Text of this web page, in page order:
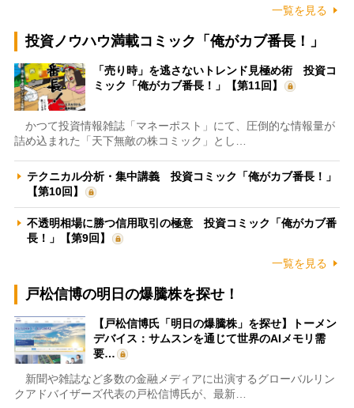
一覧を見る
投資ノウハウ満載コミック「俺がカブ番長！」
「売り時」を逃さないトレンド見極め術 投資コ
ミック「俺がカブ番長！」【第11回】
かつて投資情報雑誌「マネーポスト」にて、圧倒的な情報量が
詰め込まれた「天下無敵の株コミック」とし…
テクニカル分析・集中講義 投資コミック「俺がカブ番長！」
【第10回】
不透明相場に勝つ信用取引の極意 投資コミック「俺がカブ番
長！」【第9回】
一覧を見る
戸松信博の明日の爆騰株を探せ！
【戸松信博氏「明日の爆騰株」を探せ】トーメン
デバイス：サムスンを通じて世界のAIメモリ需
要…
新聞や雑誌など多数の金融メディアに出演するグローバルリン
クアドバイザーズ代表の戸松信博氏が、最新…